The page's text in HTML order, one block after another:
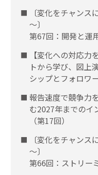
〔変化をチャン
〜〕
第67回：開発と運
【変化への対応
トから学び、図上
シップとフォロワ
報告速度で競争力
む2027年までのイ
（第17回）
〔変化をチャン
〜〕
第66回：ストリー